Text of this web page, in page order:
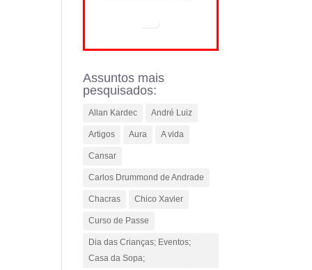
Assuntos mais
pesquisados:
Allan Kardec André Luiz
Artigos Aura A vida
Cansar
Carlos Drummond de Andrade
Chacras Chico Xavier
Curso de Passe
Dia das Crianças; Eventos;
Casa da Sopa;